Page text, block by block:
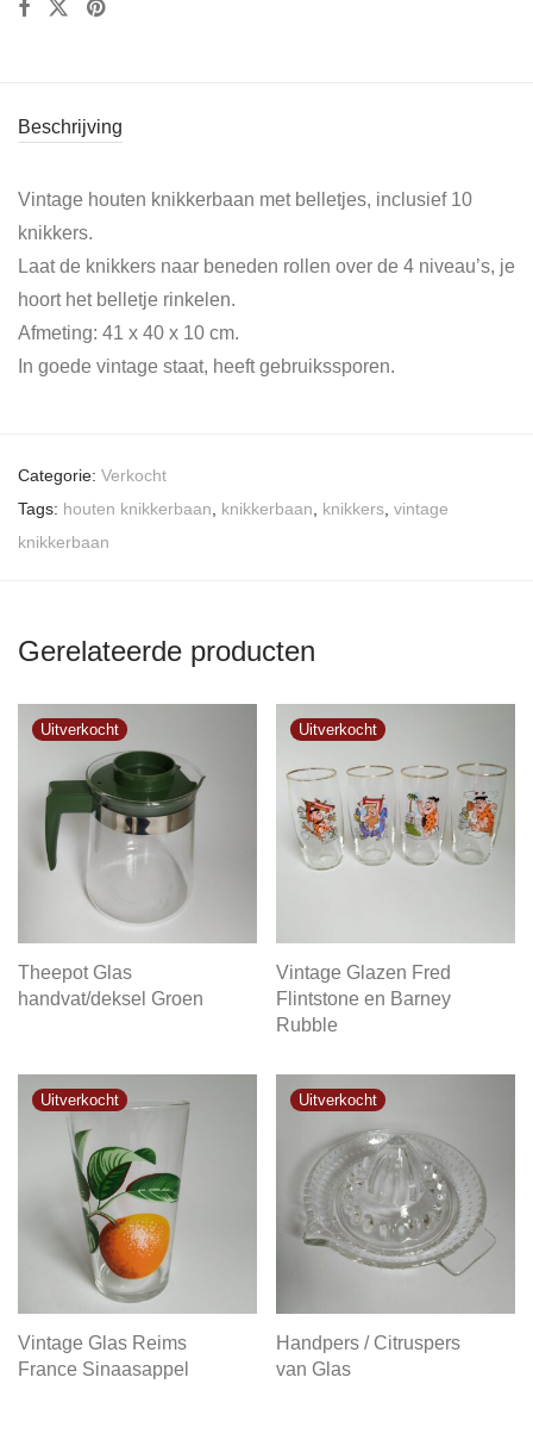
Beschrijving
Vintage houten knikkerbaan met belletjes, inclusief 10
knikkers.
Laat de knikkers naar beneden rollen over de 4 niveau’s, je
hoort het belletje rinkelen.
Afmeting: 41 x 40 x 10 cm.
In goede vintage staat, heeft gebruikssporen.
Categorie: Verkocht
Tags: houten knikkerbaan knikkerbaan knikkers vintage
knikkerbaan
Gerelateerde producten
Theepot Glas
handvat/deksel Groen
Vintage Glazen Fred
Flintstone en Barney
Rubble
Vintage Glas Reims
France Sinaasappel
Handpers / Citruspers
van Glas